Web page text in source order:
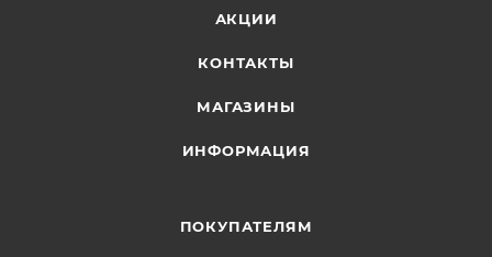
АКЦИИ
КОНТАКТЫ
МАГАЗИНЫ
ИНФОРМАЦИЯ
ПОКУПАТЕЛЯМ